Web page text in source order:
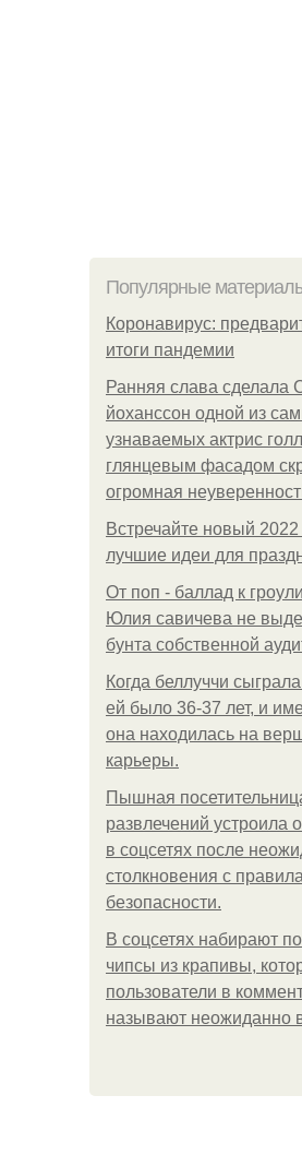
Популярные
Коронавирус:
итоги пандемии
Ранняя слава сделала
йоханссон одной из
узнаваемых актрис
глянцевым фасадом
огромная
Встречайте новый 2022
лучшие идеи для
От поп - баллад к
Юлия савичева не
бунта собственной
Когда беллуччи
ей было 36-37 лет, и
она находилась на
карьеры.
Пышная
развлечений устроила
в соцсетях после
столкновения с
безопасности.
В соцсетях набирают
чипсы из крапивы,
пользователи в
называют неожиданно